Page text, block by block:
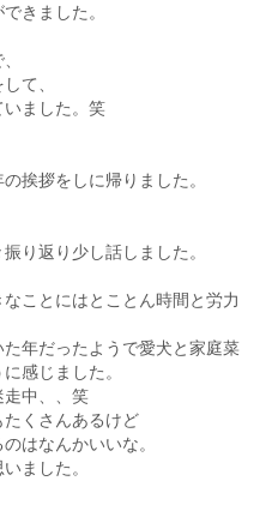
きました。
て、
ました。笑
挨拶をしに帰りました。
り返り少し話しました。
ことにはとことん時間と労力
年だったようで愛犬と家庭菜
感じました。
走中、、笑
くさんあるけど
はなんかいいな。
ました。